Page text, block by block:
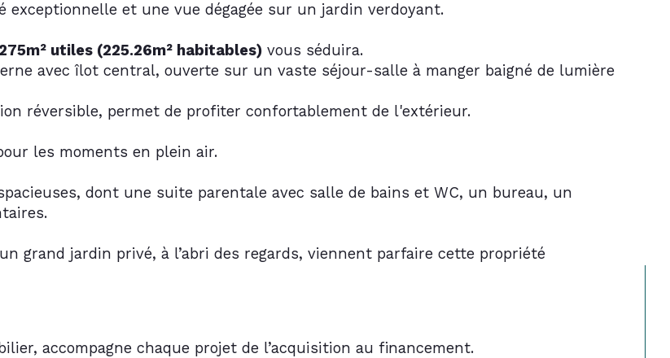
et une vue dégagée sur un jardin verdoyant.
275m² utiles (225.26m² habitables) vous séduira.
avec îlot central, ouverte sur un vaste séjour-salle à manger baigné de lumière
réversible, permet de profiter confortablement de l'extérieur.
les moments en plein air.
dont une suite parentale avec salle de bains et WC, un bureau, un
grand jardin privé, à l’abri des regards, viennent parfaire cette propriété
accompagne chaque projet de l’acquisition au financement.